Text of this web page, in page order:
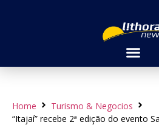
Home
Turismo & Negocios
“Itajaí” recebe 2ª edição do evento